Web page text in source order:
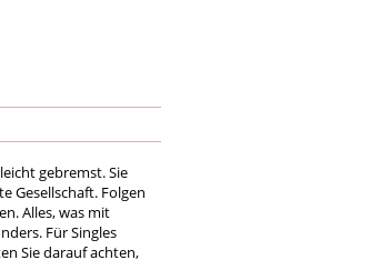
gebremst. Sie
Gesellschaft. Folgen
Alles, was mit
Für Singles
Sie darauf achten,